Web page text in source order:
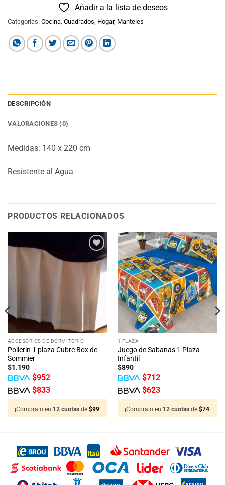
Añadir a la lista de deseos
Categorías: Cocina Cuadrados Hogar, Manteles
DESCRIPCIÓN
VALORACIONES (0)
Medidas: 140 x 220 cm
Resistente al Agua
PRODUCTOS RELACIONADOS
Añadir
a la
deseos
ACCESORIOS DE DORMITORIO
Pollerin 1 plaza Cubre Box de
Sommier
$1.190
$952
$833
¡Compralo en 12 cuotas de $99!
Añadir
a la
lista
de
deseos
1 PLAZA
Juego de Sabanas 1 Plaza
Infantil
$890
$712
$623
¡Compralo en 12 cuotas de $74!